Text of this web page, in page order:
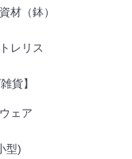
材（鉢）
レリス
貨】
ェア
型)